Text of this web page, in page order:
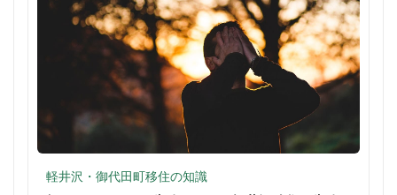
軽井沢・御代田町移住の知識